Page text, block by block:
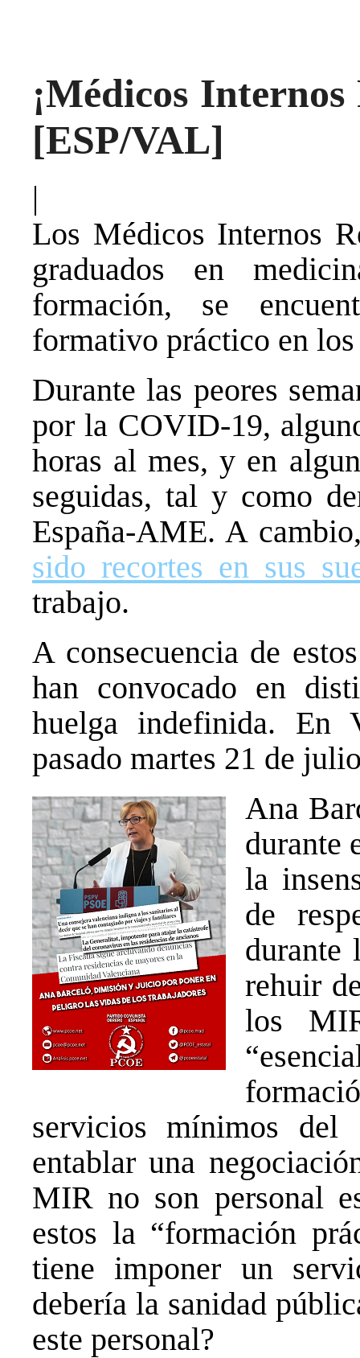
¡Médicos
[ESP/VAL]
|
Los Médicos Internos
graduados en
formación, se
formativo práctico en
Durante las peores
por la COVID-19,
horas al mes, y en
seguidas, tal y como
España-AME. A
sido recortes en sus
trabajo.
A consecuencia de
han convocado en
huelga indefinida. En
pasado martes 21 de
Ana
durante
la
de
durante
rehuir
los
servicios mínimos del
entablar una
MIR no son personal
estos la “formación
tiene imponer un
debería la sanidad
este personal?